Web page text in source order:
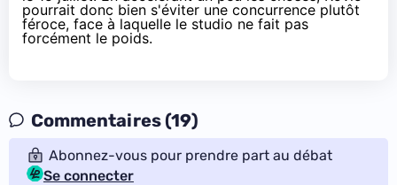
pourrait donc bien s'éviter une concurrence plutôt
féroce, face à laquelle le studio ne fait pas
forcément le poids.
Commentaires (19)
Abonnez-vous pour prendre part au débat
Se connecter